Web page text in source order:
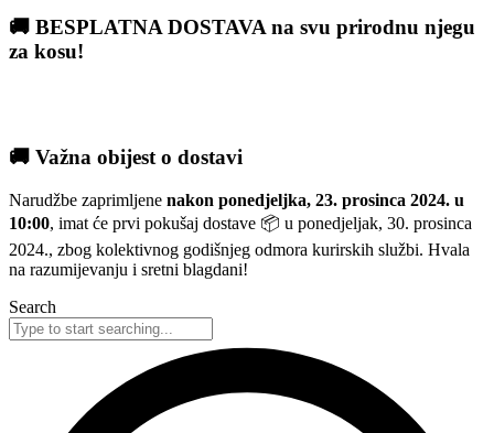
🚚 BESPLATNA DOSTAVA na svu prirodnu njegu
za kosu!
🚚 Važna obijest o dostavi
Narudžbe zaprimljene nakon ponedjeljka, 23. prosinca 2024. u
10:00, imat će prvi pokušaj dostave 📦 u ponedjeljak, 30. prosinca
2024., zbog kolektivnog godišnjeg odmora kurirskih službi. Hvala
na razumijevanju i sretni blagdani!
Search